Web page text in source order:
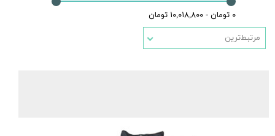
۰ تومان - ۱۰,۰۱۸,۸۰۰ تومان
مرتبط‌ترین